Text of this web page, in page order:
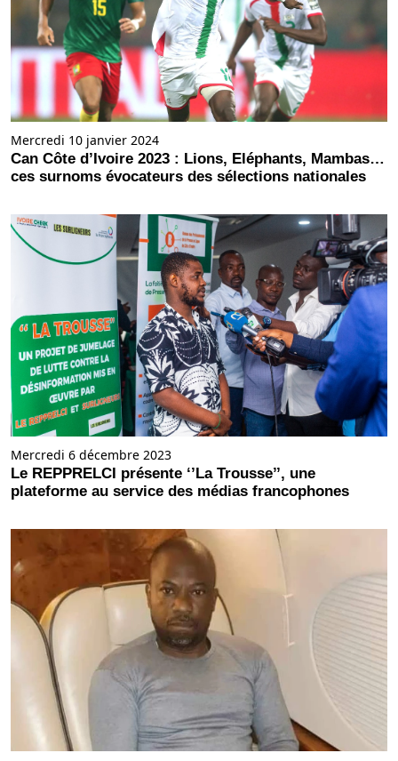
Mercredi 10 janvier 2024
Can Côte d’Ivoire 2023 : Lions, Eléphants, Mambas…
ces surnoms évocateurs des sélections nationales
Mercredi 6 décembre 2023
Le REPPRELCI présente ‘’La Trousse’’, une
plateforme au service des médias francophones